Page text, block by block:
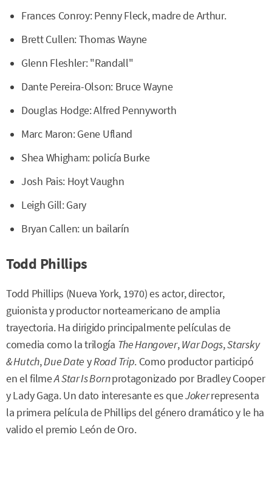
Frances Conroy: Penny Fleck, madre de Arthur.
Brett Cullen: Thomas Wayne
Glenn Fleshler: "Randall"
Dante Pereira-Olson: Bruce Wayne
Douglas Hodge: Alfred Pennyworth
Marc Maron: Gene Ufland
Shea Whigham: policía Burke
Josh Pais: Hoyt Vaughn
Leigh Gill: Gary
Bryan Callen: un bailarín
Todd Phillips
Todd Phillips (Nueva York, 1970) es actor, director,
guionista y productor norteamericano de amplia
trayectoria. Ha dirigido principalmente películas de
comedia como la trilogía The Hangover,War Dogs,Starsky
& Hutch,Due Date yRoad Trip. Como productor participó
en el filmeA Star Is Bornprotagonizado por Bradley Cooper
y Lady Gaga. Un dato interesante es queJokerrepresenta
la primera película de Phillips del género dramático y le ha
valido el premio León de Oro.